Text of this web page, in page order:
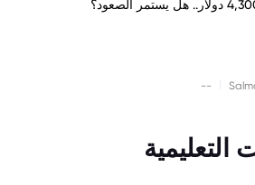
هل يستمر الصعود؟
--
التعليمية